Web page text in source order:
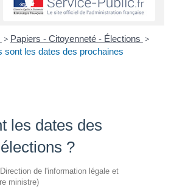
> Papiers - Citoyenneté - Élections >
sont les dates des prochaines
les dates des
?
de l'information légale et
ministre)